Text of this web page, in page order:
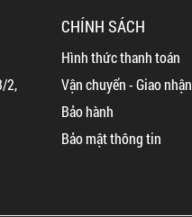
2,
CHÍNH SÁCH
Hình thức thanh toán
Vận chuyển - Giao nhận
Bảo hành
Bảo mật thông tin